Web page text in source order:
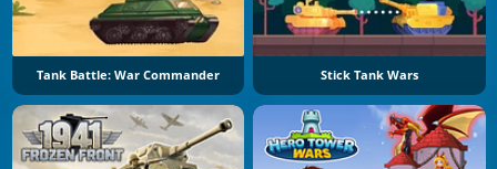
Tank Battle: War Commander Stick Tank Wars